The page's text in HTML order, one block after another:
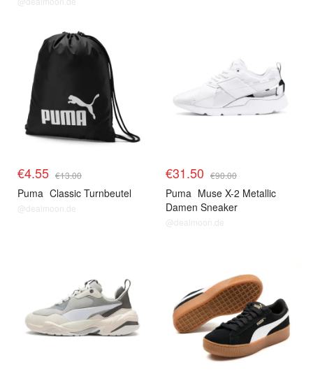
€4.55 €13.00
Puma Classic Turnbeutel
@dealmoon.de
€31.50 €90.00
Puma Muse X-2 Metallic
Damen Sneaker
@dealmoon.de